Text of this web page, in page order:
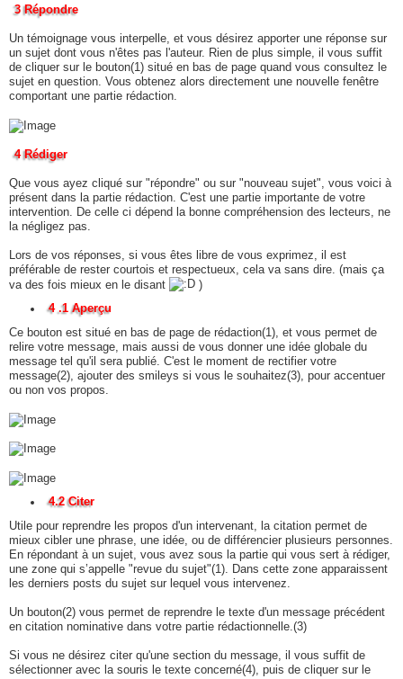
3 Répondre
Un témoignage vous interpelle, et vous désirez apporter une réponse sur
un sujet dont vous n'êtes pas l'auteur. Rien de plus simple, il vous suffit
de cliquer sur le bouton(1) situé en bas de page quand vous consultez le
sujet en question. Vous obtenez alors directement une nouvelle fenêtre
comportant une partie rédaction.
4 Rédiger
Que vous ayez cliqué sur "répondre" ou sur "nouveau sujet", vous voici à
présent dans la partie rédaction. C'est une partie importante de votre
intervention. De celle ci dépend la bonne compréhension des lecteurs, ne
la négligez pas.
Lors de vos réponses, si vous êtes libre de vous exprimez, il est
préférable de rester courtois et respectueux, cela va sans dire. (mais ça
va des fois mieux en le disant
)
4 .1 Aperçu
Ce bouton est situé en bas de page de rédaction(1), et vous permet de
relire votre message, mais aussi de vous donner une idée globale du
message tel qu'il sera publié. C'est le moment de rectifier votre
message(2), ajouter des smileys si vous le souhaitez(3), pour accentuer
ou non vos propos.
4.2 Citer
Utile pour reprendre les propos d'un intervenant, la citation permet de
mieux cibler une phrase, une idée, ou de différencier plusieurs personnes.
En répondant à un sujet, vous avez sous la partie qui vous sert à rédiger,
une zone qui s’appelle "revue du sujet"(1). Dans cette zone apparaissent
les derniers posts du sujet sur lequel vous intervenez.
Un bouton(2) vous permet de reprendre le texte d'un message précédent
en citation nominative dans votre partie rédactionnelle.(3)
Si vous ne désirez citer qu'une section du message, il vous suffit de
sélectionner avec la souris le texte concerné(4), puis de cliquer sur le